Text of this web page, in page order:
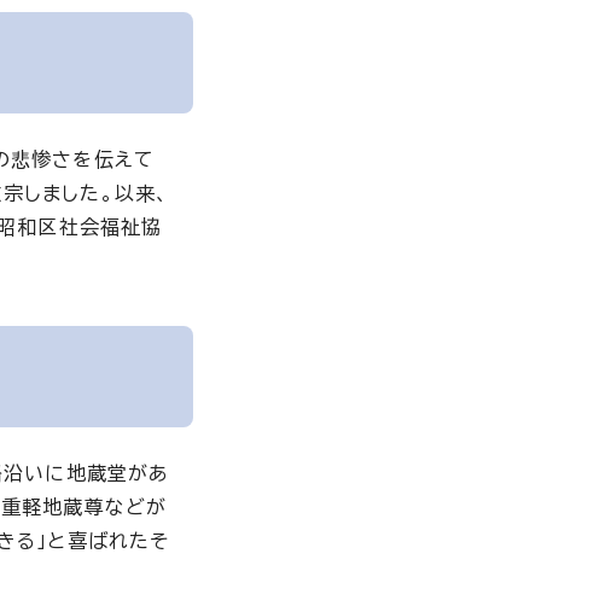
悲惨さを伝えて
ました。以来、
和区社会福祉協
いに地蔵堂があ
軽地蔵尊などが
る」と喜ばれたそ